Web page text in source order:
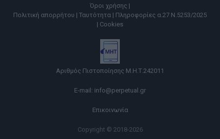
Όροι χρήσης |
Πολιτική απορρήτου | Ταυτότητα | Πληροφορίες α.27 Ν.5253/2025
| Cookies
Αριθμός Πιστοποίησης Μ.Η.Τ.242011
E-mail: info@perpetual.gr
Επικοινωνία
Copyright © 2018-2026